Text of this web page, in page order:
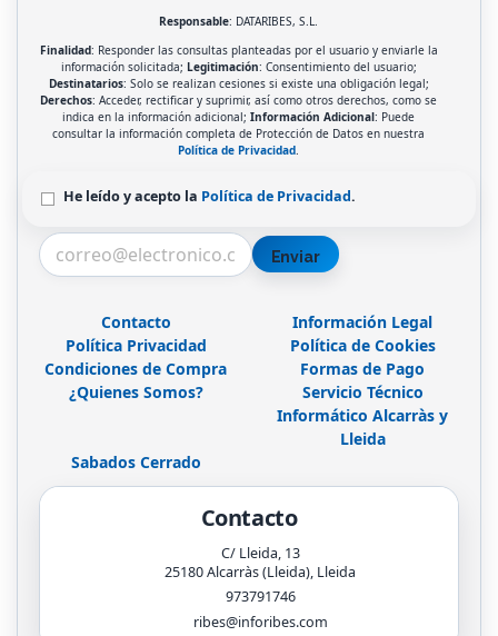
Responsable: DATARIBES, S.L.
Finalidad: Responder las consultas planteadas por el usuario y enviarle la
información solicitada; Legitimación: Consentimiento del usuario;
Destinatarios: Solo se realizan cesiones si existe una obligación legal;
Derechos: Acceder, rectificar y suprimir, así como otros derechos, como se
indica en la información adicional;Información Adicional: Puede
consultar la información completa de Protección de Datos en nuestra
Política de Privacidad
He leído y acepto la Política de Privacidad.
Enviar
Contacto
Información Legal
Política Privacidad
Política de Cookies
Condiciones de Compra
Formas de Pago
¿Quienes Somos?
Servicio Técnico
Informático Alcarràs y
Lleida
Sabados Cerrado
Contacto
C/ Lleida, 13
25180Alcarràs (Lleida), Lleida
973791746
ribes@inforibes.com